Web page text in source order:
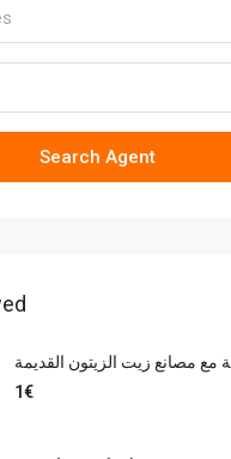
Search Agent
مع مصانع زيت الزيتون القديمة
1€